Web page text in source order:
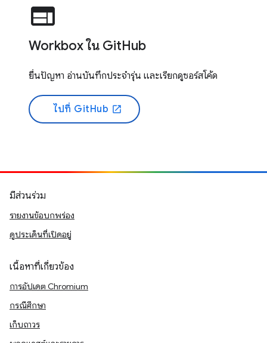
web
Workbox ใน GitHub
ยื่นปัญหา อ่านบันทึกประจำรุ่น และเรียกดูซอร์สโค้ด
ไปที่ GitHub open_in_new
มีส่วนร่วม
รายงานข้อบกพร่อง
ดูประเด็นที่เปิดอยู่
เนื้อหาที่เกี่ยวข้อง
การอัปเดต Chromium
กรณีศึกษา
เก็บถาวร